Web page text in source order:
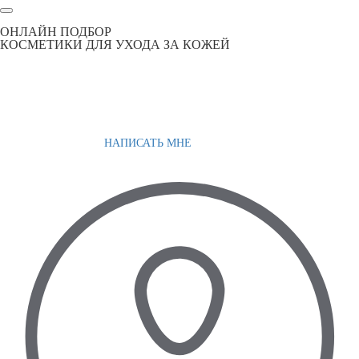
ОНЛАЙН ПОДБОР
КОСМЕТИКИ ДЛЯ УХОДА ЗА КОЖЕЙ
НАПИСАТЬ МНЕ